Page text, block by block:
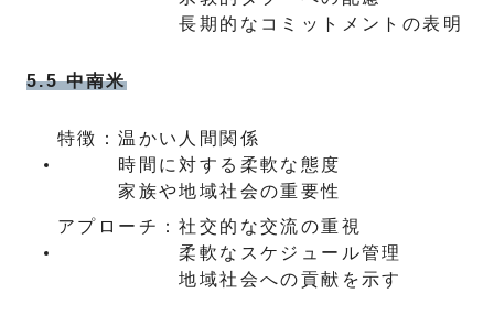
長期的なコミットメントの表明
5.5 中南米
特徴：温かい人間関係
時間に対する柔軟な態度
家族や地域社会の重要性
アプローチ：社交的な交流の重視
柔軟なスケジュール管理
地域社会への貢献を示す